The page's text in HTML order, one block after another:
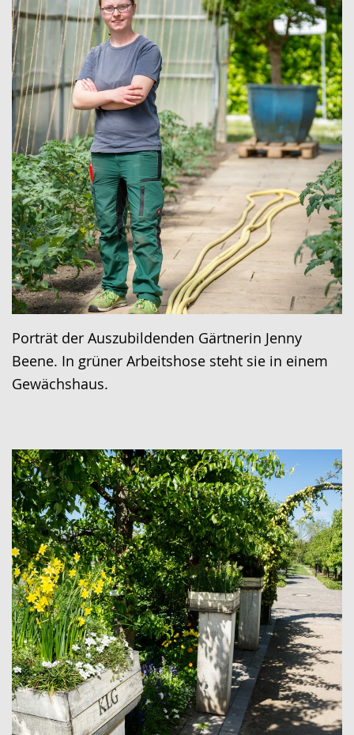
Porträt der Auszubildenden Gärtnerin Jenny
Beene. In grüner Arbeitshose steht sie in einem
Gewächshaus.